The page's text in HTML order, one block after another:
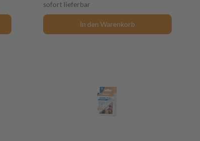
sofort lieferbar
In den Warenkorb